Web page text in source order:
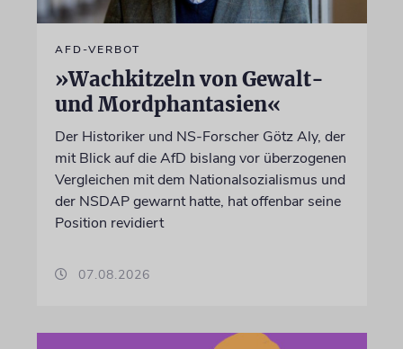
AFD-VERBOT
»Wachkitzeln von Gewalt-
und Mordphantasien«
Der Historiker und NS-Forscher Götz Aly, der
mit Blick auf die AfD bislang vor überzogenen
Vergleichen mit dem Nationalsozialismus und
der NSDAP gewarnt hatte, hat offenbar seine
Position revidiert
07.08.2026